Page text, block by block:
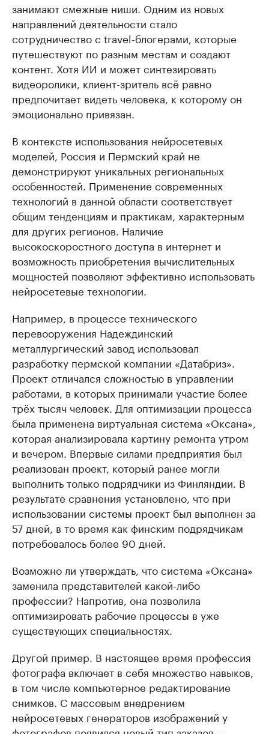
занимают смежные ниши. Одним из новых
направлений деятельности стало
сотрудничество с travel-блогерами, которые
путешествуют по разным местам и создают
контент. Хотя ИИ и может синтезировать
видеоролики, клиент-зритель всё равно
предпочитает видеть человека, к которому он
эмоционально привязан.
В контексте использования нейросетевых
моделей, Россия и Пермский край не
демонстрируют уникальных региональных
особенностей. Применение современных
технологий в данной области соответствует
общим тенденциям и практикам, характерным
для других регионов. Наличие
высокоскоростного доступа в интернет и
возможность приобретения вычислительных
мощностей позволяют эффективно использовать
нейросетевые технологии.
Например, в процессе технического
перевооружения Надеждинский
металлургический завод использовал
разработку пермской компании «Датабриз».
Проект отличался сложностью в управлении
работами, в которых принимали участие более
трёх тысяч человек. Для оптимизации процесса
была применена виртуальная система «Оксана»,
которая анализировала картину ремонта утром
и вечером. Впервые силами предприятия был
реализован проект, который ранее могли
выполнить только подрядчики из Финляндии. В
результате сравнения установлено, что при
использовании системы проект был выполнен за
57 дней, в то время как финским подрядчикам
потребовалось более 90 дней.
Возможно ли утверждать, что система «Оксана»
заменила представителей какой-либо
профессии? Напротив, она позволила
оптимизировать рабочие процессы в уже
существующих специальностях.
Другой пример. В настоящее время профессия
фотографа включает в себя множество навыков,
в том числе компьютерное редактирование
снимков. С массовым внедрением
нейросетевых генераторов изображений у